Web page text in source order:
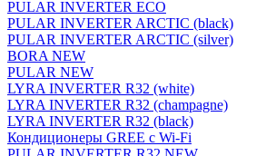
PULAR INVERTER ECO
PULAR INVERTER ARCTIC (black)
PULAR INVERTER ARCTIC (silver)
BORA NEW
PULAR NEW
LYRA INVERTER R32 (white)
LYRA INVERTER R32 (champagne)
LYRA INVERTER R32 (black)
Кондиционеры GREE с Wi-Fi